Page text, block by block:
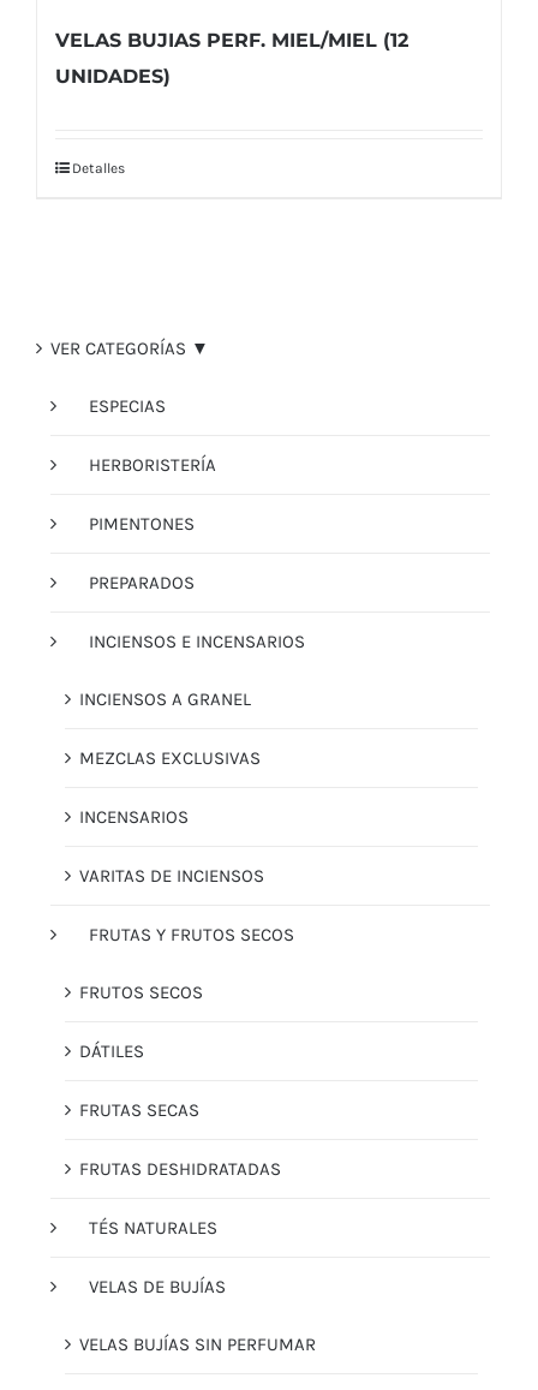
VELAS BUJIAS PERF. MIEL/MIEL (12
UNIDADES)
Detalles
VER CATEGORÍAS ▼
ESPECIAS
HERBORISTERÍA
PIMENTONES
PREPARADOS
INCIENSOS E INCENSARIOS
INCIENSOS A GRANEL
MEZCLAS EXCLUSIVAS
INCENSARIOS
VARITAS DE INCIENSOS
FRUTAS Y FRUTOS SECOS
FRUTOS SECOS
DÁTILES
FRUTAS SECAS
FRUTAS DESHIDRATADAS
TÉS NATURALES
VELAS DE BUJÍAS
VELAS BUJÍAS SIN PERFUMAR